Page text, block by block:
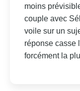
moins
couple avec
voile sur un
réponse casse
forcément la